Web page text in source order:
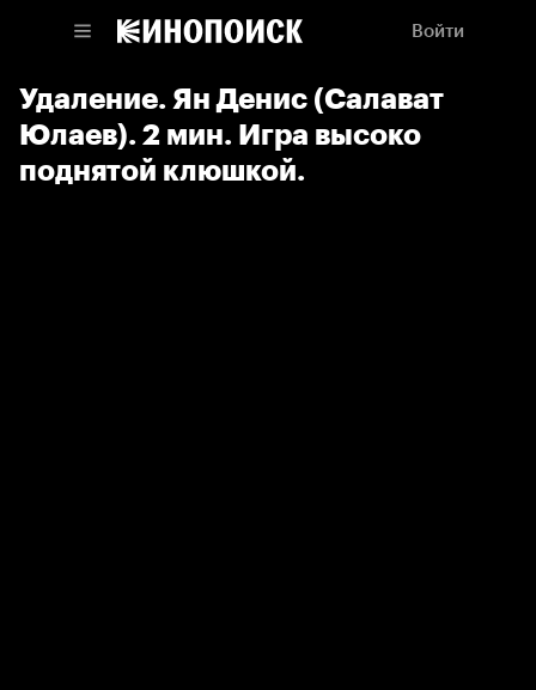
Войти
Удаление. Ян Денис (Салават
Юлаев). 2 мин. Игра высоко
поднятой клюшкой.